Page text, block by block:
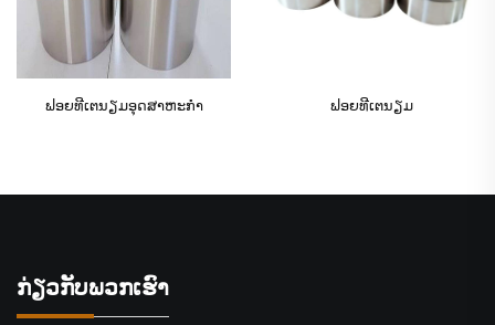
ຟອຍທີເຕນຽມອຸດສາຫະກໍາ ຟອຍທີເຕນຽມ
ກ່ຽວກັບພວກເຮົາ